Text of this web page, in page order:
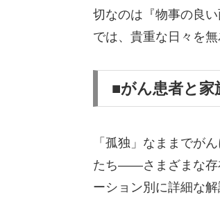
切なのは『物事の良
では、貴重な日々を
■がん患者と家
「孤独」なままでが
たち――さまざまな存
ーション別に詳細な